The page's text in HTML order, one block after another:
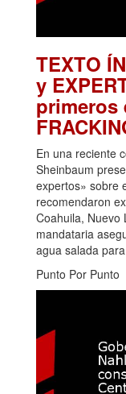
TEXTO
y
primeros
En una reciente
Sheinbaum
expertos» sobre
recomendaron
Coahuila, Nuevo
mandataria
agua salada
Punto Por Punto